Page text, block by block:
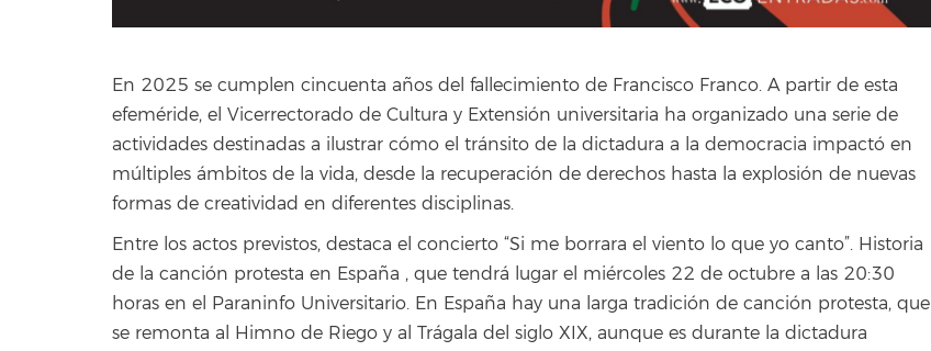
En 2025 se cumplen cincuenta años del fallecimiento de Francisco Franco. A partir de esta
efeméride, el Vicerrectorado de Cultura y Extensión universitaria ha organizado una serie de
actividades destinadas a ilustrar cómo el tránsito de la dictadura a la democracia impactó en
múltiples ámbitos de la vida, desde la recuperación de derechos hasta la explosión de nuevas
formas de creatividad en diferentes disciplinas.
Entre los actos previstos, destaca el concierto “Si me borrara el viento lo que yo canto”. Historia
de la canción protesta en España , que tendrá lugar el miércoles 22 de octubre a las 20:30
horas en el Paraninfo Universitario. En España hay una larga tradición de canción protesta, que
se remonta al Himno de Riego y al Trágala del siglo XIX, aunque es durante la dictadura